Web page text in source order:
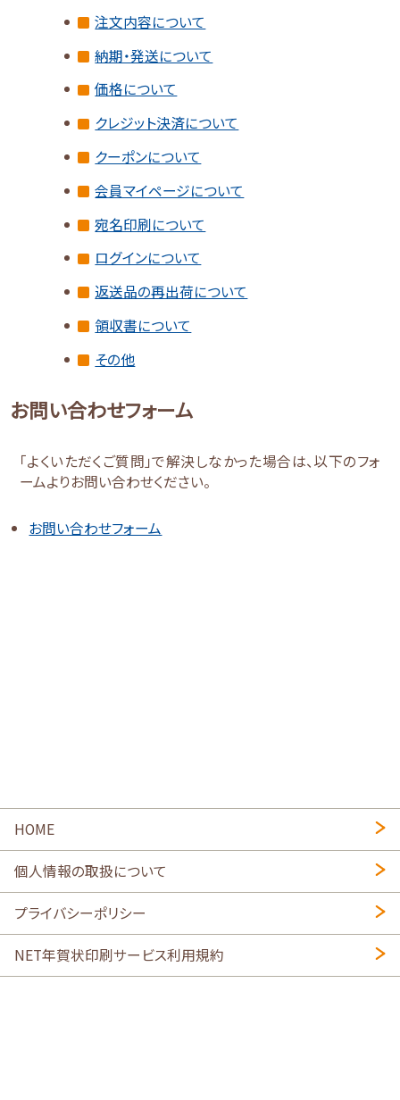
注文内容について
納期・発送について
価格について
クレジット決済について
クーポンについて
会員マイページについて
宛名印刷について
ログインについて
返送品の再出荷について
領収書について
その他
お問い合わせフォーム
「よくいただくご質問」で解決しなかった場合は、以下のフォ
ームよりお問い合わせください。
お問い合わせフォーム
HOME
個人情報の取扱について
プライバシーポリシー
NET年賀状印刷サービス利用規約